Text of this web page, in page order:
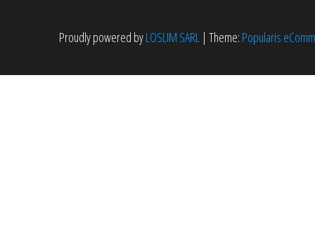
Proudly powered byLOSLIM SARL | Theme: Popularis